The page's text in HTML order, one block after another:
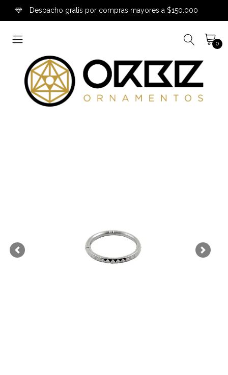
Despacho gratis por compras mayores a $150.000
0
Previous Next